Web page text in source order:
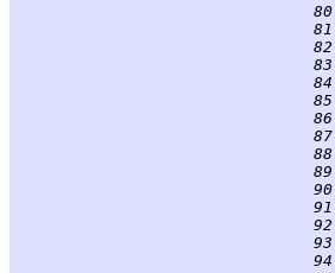
  80
  81
  82
  83
  84
  85
  86
  87
  88
  89
  90
  91
  92
  93
  94